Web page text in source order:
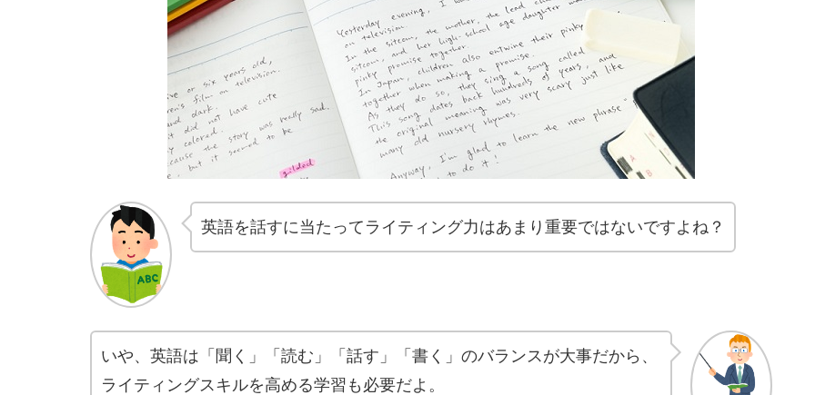
英語を話すに当たってライティング力はあまり重要ではないですよね？
いや、英語は「聞く」「読む」「話す」「書く」のバランスが大事だから、
ライティングスキルを高める学習も必要だよ。